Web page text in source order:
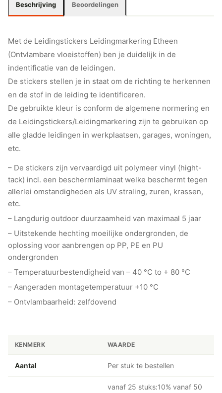
Beschrijving Beoordelingen
Met de Leidingstickers Leidingmarkering Etheen
(Ontvlambare vloeistoffen) ben je duidelijk in de
indentificatie van de leidingen.
De stickers stellen je in staat om de richting te herkennen
en de stof in de leiding te identificeren.
De gebruikte kleur is conform de algemene normering en
de Leidingstickers/Leidingmarkering zijn te gebruiken op
alle gladde leidingen in werkplaatsen, garages, woningen,
etc.
– De stickers zijn vervaardigd uit polymeer vinyl (hight-
tack) incl. een beschermlaminaat welke beschermt tegen
allerlei omstandigheden als UV straling, zuren, krassen,
etc.
– Langdurig outdoor duurzaamheid van maximaal 5 jaar
– Uitstekende hechting moeilijke ondergronden, de
oplossing voor aanbrengen op PP, PE en PU
ondergronden
– Temperatuurbestendigheid van – 40 °C to + 80 °C
– Aangeraden montagetemperatuur +10 °C
– Ontvlambaarheid: zelfdovend
KENMERK WAARDE
Aantal Per stuk te bestellen
vanaf 25 stuks:10% vanaf 50